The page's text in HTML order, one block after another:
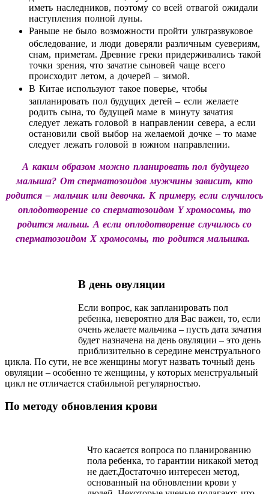
иметь наследников, поэтому со всей отвагой ожидали
наступления полной луны.
Раньше не было возможности пройти ультразвуковое
обследование, и люди доверяли различным суевериям,
снам, приметам. Древние греки придерживались такой
точки зрения, что зачатие сыновей чаще всего
происходит летом, а дочерей – зимой.
В Китае используют такое поверье, чтобы
запланировать пол будущих детей – если желаете
родить сына, то будущей маме в минуту зачатия
следует лежать головой в направлении севера, а если
остановили свой выбор на желаемой дочке – то маме
следует лежать головой в южном направлении.
А каким образом можно планировать пол будущего
малыша? От сперматозоидов мужчины зависит, кто
родится – мальчик или девочка. К примеру, если случилось
оплодотворение со сперматозоидом Y хромосомы, то
родится малыш. А если оплодотворение случилось со
сперматозоидом Х хромосомы, то родится малышка.
В день овуляции
Если вопрос, как запланировать пол
ребенка, невероятно для Вас важен, то, если
очень желаете мальчика – пусть дата зачатия
будет назначена на день овуляции – это день
приблизительно в середине менструального
цикла. По сути, не все женщины могут назвать точный день
овуляции – особенно те женщины, у которых менструальный
цикл не отличается стабильной регулярностью.
По методу обновления крови
Что касается вопроса по планированию
пола ребенка, то гарантии никакой метод
не дает.Достаточно интересен метод,
основанный на обновлении крови у